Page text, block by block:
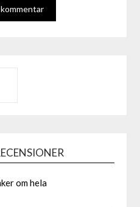
om hela